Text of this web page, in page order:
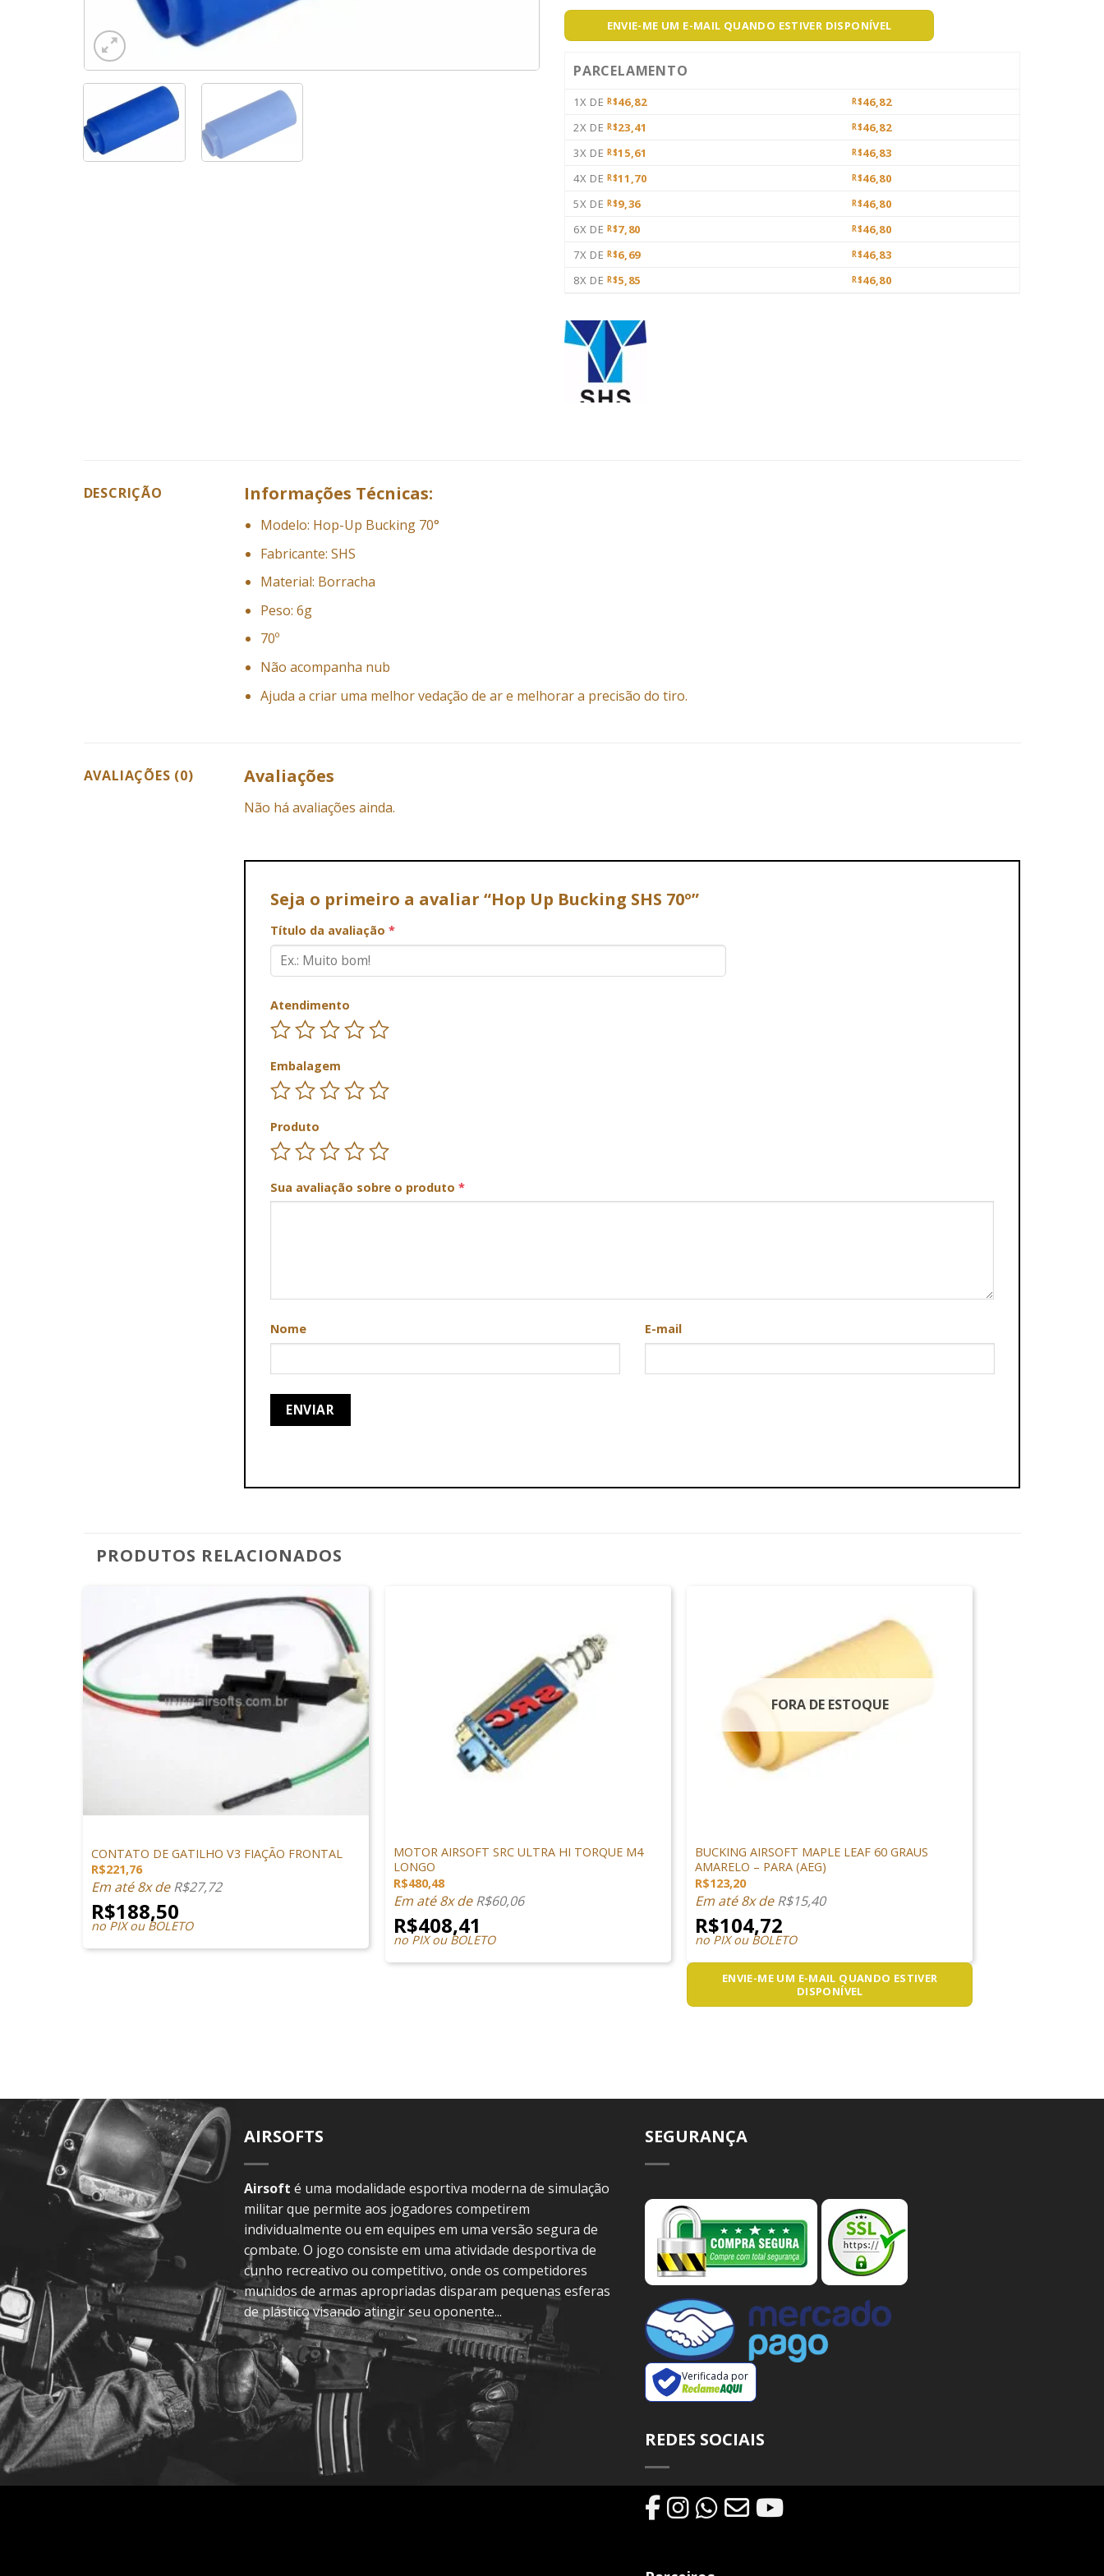
ENVIE-ME UM E-MAIL QUANDO ESTIVER DISPONÍVEL
PARCELAMENTO
1X DE R$46,82 R$46,82
2X DE R$23,41 R$46,82
3X DE R$15,61 R$46,83
4X DE R$11,70 R$46,80
5X DE R$9,36 R$46,80
6X DE R$7,80 R$46,80
7X DE R$6,69 R$46,83
8X DE R$5,85 R$46,80
DESCRIÇÃO Informações Técnicas:
Modelo: Hop-Up Bucking 70°
Fabricante: SHS
Material: Borracha
Peso: 6g
70º
Não acompanha nub
Ajuda a criar uma melhor vedação de ar e melhorar a precisão do tiro.
AVALIAÇÕES (0) Avaliações
Não há avaliações ainda.
Seja o primeiro a avaliar “Hop Up Bucking SHS 70º”
Título da avaliação *
Atendimento
Embalagem
Produto
Sua avaliação sobre o produto *
Nome E-mail
PRODUTOS RELACIONADOS
CONTATO DE GATILHO V3 FIAÇÃO FRONTAL
R$221,76
Em até 8x deR$27,72
R$188,50
no PIX ou BOLETO
MOTOR AIRSOFT SRC ULTRA HI TORQUE M4
LONGO
R$480,48
Em até 8x deR$60,06
R$408,41
no PIX ou BOLETO
FORA DE ESTOQUE
BUCKING AIRSOFT MAPLE LEAF 60 GRAUS
AMARELO – PARA (AEG)
R$123,20
Em até 8x deR$15,40
R$104,72
no PIX ou BOLETO
ENVIE-ME UM E-MAIL QUANDO ESTIVER
DISPONÍVEL
AIRSOFTS
Airsoft é uma modalidade esportiva moderna de simulação
militar que permite aos jogadores competirem
individualmente ou em equipes em uma versão segura de
combate. O jogo consiste em uma atividade desportiva de
cunho recreativo ou competitivo, onde os competidores
munidos de armas apropriadas disparam pequenas esferas
de plástico visando atingir seu oponente...
SEGURANÇA
Verificada por
REDES SOCIAIS